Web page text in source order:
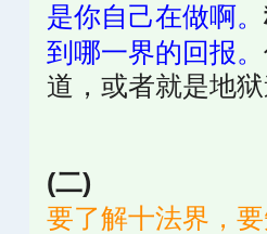
是你自己在做啊。
到哪一界的回报。
道，或者就是地
(二)
要了解十法界，